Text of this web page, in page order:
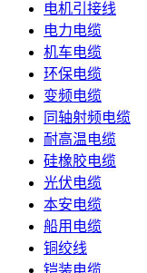
电机引接线
电力电缆
机车电缆
环保电缆
变频电缆
同轴射频电缆
耐高温电缆
硅橡胶电缆
光伏电缆
本安电缆
船用电缆
铜绞线
铠装电缆